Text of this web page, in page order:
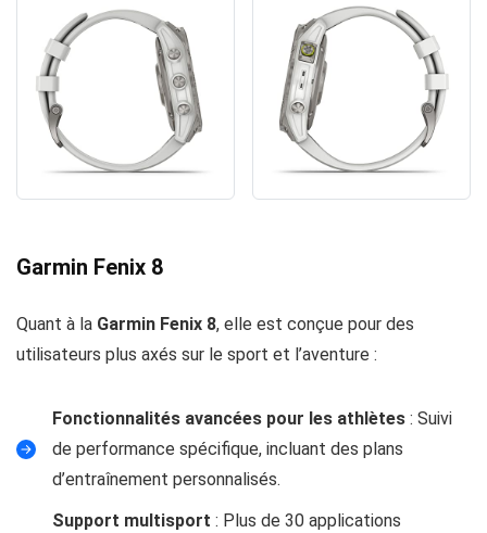
Garmin Fenix 8
Quant à la Garmin Fenix 8, elle est conçue pour des
utilisateurs plus axés sur le sport et l’aventure :
Fonctionnalités avancées pour les athlètes : Suivi
de performance spécifique, incluant des plans
d’entraînement personnalisés.
Support multisport : Plus de 30 applications